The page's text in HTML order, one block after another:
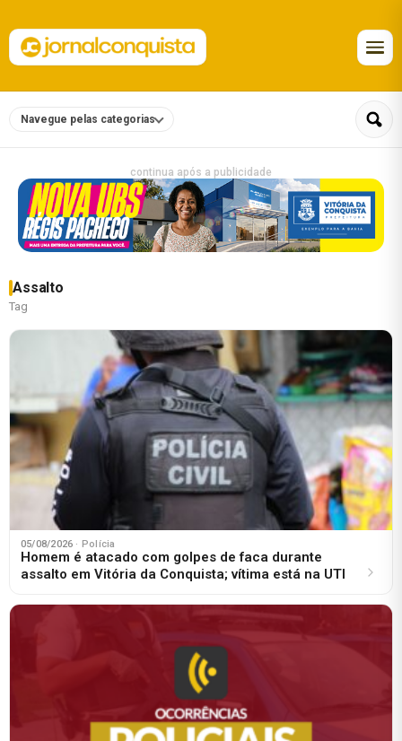
Navegue pelas categorias
continua após a publicidade
Assalto
Tag
05/08/2026 · Polícia
Homem é atacado com golpes de faca durante
assalto em Vitória da Conquista; vítima está na UTI